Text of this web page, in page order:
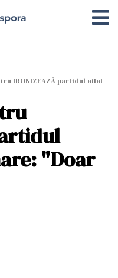
IRONIZEAZĂ partidul aflat
"Doar